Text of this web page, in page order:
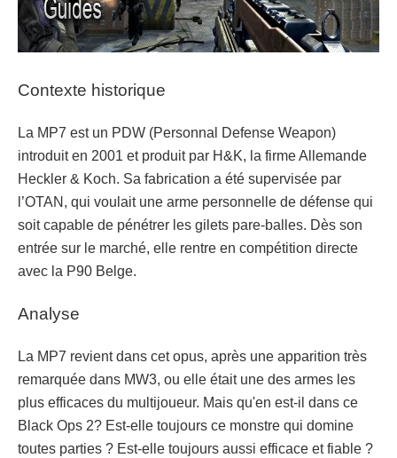
Contexte historique
La MP7 est un PDW (Personnal Defense Weapon)
introduit en 2001 et produit par H&K, la firme Allemande
Heckler & Koch. Sa fabrication a été supervisée par
l’OTAN, qui voulait une arme personnelle de défense qui
soit capable de pénétrer les gilets pare-balles. Dès son
entrée sur le marché, elle rentre en compétition directe
avec la P90 Belge.
Analyse
La MP7 revient dans cet opus, après une apparition très
remarquée dans MW3, ou elle était une des armes les
plus efficaces du multijoueur. Mais qu'en est-il dans ce
Black Ops 2? Est-elle toujours ce monstre qui domine
toutes parties ? Est-elle toujours aussi efficace et fiable ?